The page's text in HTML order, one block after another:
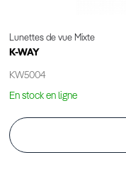
Lunettes de vue Mixte
K-WAY
KW5004
En stock en ligne